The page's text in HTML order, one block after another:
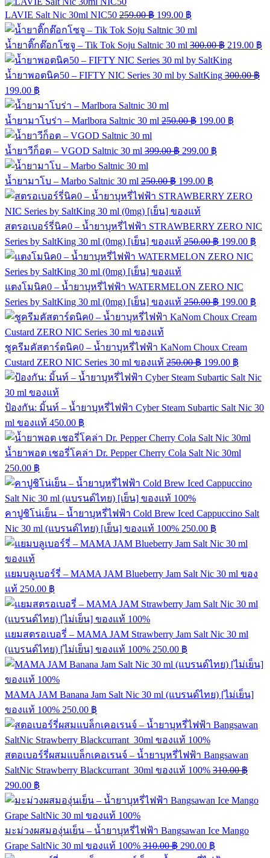
LAVIE Salt Nic 30ml NIC50 259.00฿ 199.00 ฿
น้ำยาติ๊กต๊อกโซจู – Tik Tok Soju Saltnic 30 ml 300.00฿ 219.00 ฿
น้ำยาพอตนิค50 – FIFTY NIC Series 30 ml by SaltKing 300.00฿
199.00 ฿
น้ำยามาโบร่า – Marlbora Saltnic 30 ml 250.00฿ 199.00 ฿
น้ำยาวีก็อต – VGOD Saltnic 30 ml 399.00฿ 299.00 ฿
น้ำยามาโบ – Marbo Saltnic 30 ml 250.00฿ 199.00 ฿
สตรอเบอร์รี่นิค0 – น้ำยาบุหรี่ไฟฟ้า STRAWBERRY ZERO NIC
Series by SaltKing 30 ml (0mg) [เย็น] ของแท้ 250.00฿ 199.00 ฿
แตงโมนิค0 – น้ำยาบุหรี่ไฟฟ้า WATERMELON ZERO NIC
Series by SaltKing 30 ml (0mg) [เย็น] ของแท้ 250.00฿ 199.00 ฿
ชูครีมคัสตาร์ดนิค0 – น้ำยาบุหรี่ไฟฟ้า KaNom Choux Cream
Custard ZERO NIC Series 30 ml ของแท้ 250.00฿ 199.00 ฿
ป้องกัน: มิ้นท์ – น้ำยาบุหรี่ไฟฟ้า Cyber Steam Subartic Salt Nic 30
ml ของแท้ 450.00 ฿
น้ำยาพอต เชอรี่โคล่า Dr. Pepper Cherry Cola Salt Nic 30ml
250.00 ฿
คาปูชิโน่เย็น – น้ำยาบุหรี่ไฟฟ้า Cold Brew Iced Cappuccino Salt
Nic 30 ml (แบรนด์ไทย) [เย็น] ของแท้ 100% 250.00 ฿
แยมบลูเบอร์รี่ – MAMA JAM Blueberry Jam Salt Nic 30 ml ของ
แท้ 250.00 ฿
แยมสตรอเบอรี่ – MAMA JAM Strawberry Jam Salt Nic 30 ml
(แบรนด์ไทย) [ไม่เย็น] ของแท้ 100% 250.00 ฿
MAMA JAM Banana Jam Salt Nic 30 ml (แบรนด์ไทย) [ไม่เย็น]
ของแท้ 100% 250.00 ฿
สตอเบอร์รี่ผสมแบล็กเคอเรนจ์ – น้ำยาบุหรี่ไฟฟ้า Bangsawan
SaltNic Strawberry Blackcurrant 30ml ของแท้ 100% 310.00฿
290.00 ฿
มะม่วงผสมองุ่นเย็น – น้ำยาบุหรี่ไฟฟ้า Bangsawan Ice Mango
Grape SaltNic 30 ml ของแท้ 100% 310.00฿ 290.00 ฿